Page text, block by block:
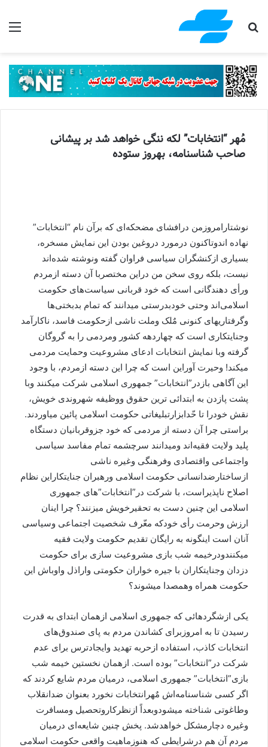
جستجو برای
مُهر “انتخابات” لکه ننگی خواهد شد بر پیشانی
صاحب شناسنامه، بهروز ستوده
نوشتارامروزمن درافشای مضحکه‌ای که برآن نام “انتخابات”
نهاده اندوتاکنون درمورد دروغین بودن این نمایش مسخره،
بسیاری ازکنشگران سیاسی فراوان گفته ونوشته شده‌اند
نیست، بلکه روی سخن من دراین مختصربا آن دسته ازمردم
ورأی دهندگانی است که خود قربانی سیاست‌های حکومت
اسلامی‌اند وحتی خودبدرستی میدانند که تمام بدبختی‌ها
وگرفتاریهای کنونی مٌلک وملت ناشی ازحکومت فاسد، ناکارآمد
وجنایتکاری است که چهاردهه کشور ومردمی را به گروگان
گرفته وبا نمایش انتخابات ادعای مشروعیت وحمایت مردمی
میکند! وحیرت آوراین است که چرا این دسته ازمردم، با وجود
این آگاهی بازدر”انتخابات” جمهوری اسلامی شرکت میکنند وبا
پشت پازدن به ابتدائی ترین حقوق ووظیفه شهروندی خویش،
نقش خودرا تا حّدابزارتبلیغاتی حکومت اسلامی پائین میاوردند.
براستی چرا آن دسته از مردمی که خود جزوقربانیان دستگاه
پلید ولایت فقیه‌اند ومیدانند سرچشمه تمام مفاسد سیاسی
واجتماعی واقتصادی وفرهنگی وغیره ناشی
ازساختارضدانسانی حکومت اسلامی ورهبران جنایتکاراین نظام
اصلاح ناپذیراست، با شرکت در”انتخابات”‌های جمهوری
اسلامی این چنین دست به تحقیرخویش میزنند؟ چرا اینان
ارزش وحرمت رأی خودکه معّرف شخصیت اجتماعی وسیاسی
آنان است اینگونه به رایگان تقدیم حکومت ولایت فقیه
میکنندودرخیمه شب بازی مشروعیت سازی برای حکومت
دزدان وجنایتکاران با جیره خواران حکومتی واراذل واوباش این
حکومت همراه وهمصدا میشوند؟
یکی ازشگردهائی که جمهوری اسلامی ازهمان ابتدای به قدرت
رسیدن تا به امروزبرای کشاندن مردم به پای صندوق‌های
انتخابات کاذب، استفاده ازحربه تهدید وایجادترس برای عدم
شرکت در”انتخابات” بوده است. ازهمان نخستین خیمه شب
بازی”انتخابات” جمهوری اسلامی، درمیان مردم شایع کردند که
اگر کسی شناسنامه‌اش مٌهرانتخابات نخورد بعنوان ضدانقلاب
وطاغوتی شناخته میشودوبعداً ازنظرکاروتحصیل ومسافرت
وغیره دچارمشکل خواهدشد. پخش چنین شایعه‌ای درمیان
مردم آن هم درشرایطی که هنوزماهیت واقعی حکومت اسلامی